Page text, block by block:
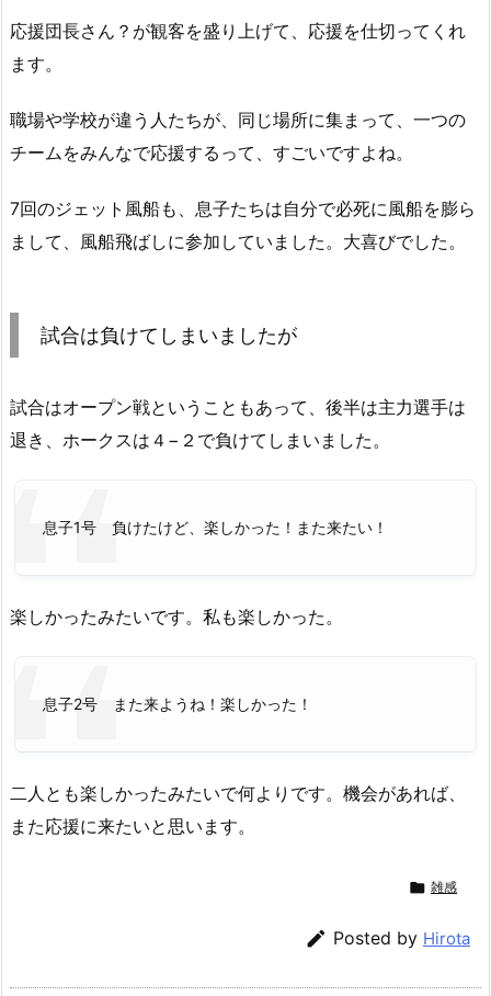
応援団長さん？が観客を盛り上げて、応援を仕切ってくれ
ます。
職場や学校が違う人たちが、同じ場所に集まって、一つの
チームをみんなで応援するって、すごいですよね。
7回のジェット風船も、息子たちは自分で必死に風船を膨ら
まして、風船飛ばしに参加していました。大喜びでした。
試合は負けてしまいましたが
試合はオープン戦ということもあって、後半は主力選手は
退き、ホークスは４−２で負けてしまいました。
息子1号 負けたけど、楽しかった！また来たい！
楽しかったみたいです。私も楽しかった。
息子2号 また来ようね！楽しかった！
二人とも楽しかったみたいで何よりです。機会があれば、
また応援に来たいと思います。
 雑感
 Posted by Hirota